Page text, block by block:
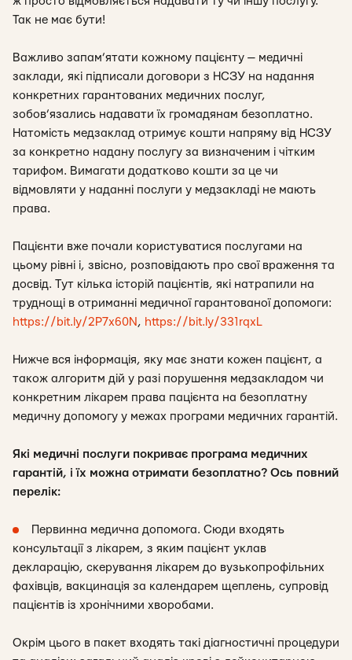
Так не має бути!
Важливо запам’ятати кожному пацієнту — медичні
заклади, які підписали договори з НСЗУ на надання
конкретних гарантованих медичних послуг,
зобов’язались надавати їх громадянам безоплатно.
Натомість медзаклад отримує кошти напряму від НСЗУ
за конкретно надану послугу за визначеним і чітким
тарифом. Вимагати додатково кошти за це чи
відмовляти у наданні послуги у медзакладі не мають
права.
Пацієнти вже почали користуватися послугами на
цьому рівні і, звісно, розповідають про свої враження та
досвід. Тут кілька історій пацієнтів, які натрапили на
труднощі в отриманні медичної гарантованої допомоги:
https://bit.ly/2P7x60N , https://bit.ly/331rqxL
Нижче вся інформація, яку має знати кожен пацієнт, а
також алгоритм дій у разі порушення медзакладом чи
конкретним лікарем права пацієнта на безоплатну
медичну допомогу у межах програми медичних гарантій.
Які медичні послуги покриває програма медичних
гарантій, і їх можна отримати безоплатно? Ось повний
перелік:
Первинна медична допомога. Сюди входять
консультації з лікарем, з яким пацієнт уклав
декларацію, скерування лікарем до вузькопрофільних
фахівців, вакцинація за календарем щеплень, супровід
пацієнтів із хронічними хворобами.
Окрім цього в пакет входять такі діагностичні процедури